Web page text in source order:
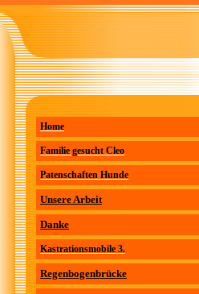
Home
Familie gesucht Cleo
Patenschaften Hunde
Unsere Arbeit
Danke
Kastrationsmobile 3.
Regenbogenbrücke